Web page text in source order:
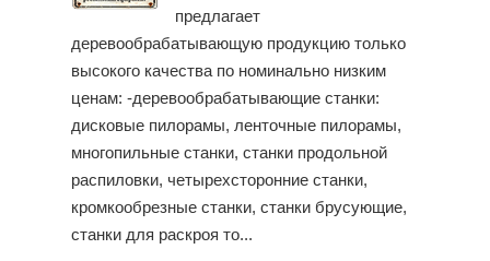
предлагает
деревообрабатывающую продукцию только
высокого качества по номинально низким
ценам: -деревообрабатывающие станки:
дисковые пилорамы, ленточные пилорамы,
многопильные станки, станки продольной
распиловки, четырехсторонние станки,
кромкообрезные станки, станки брусующие,
станки для раскроя то...